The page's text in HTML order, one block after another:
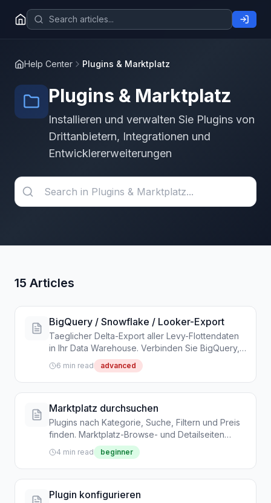
Help Center Plugins & Marktplatz
Plugins & Marktplatz
Installieren und verwalten Sie Plugins von
Drittanbietern, Integrationen und
Entwicklererweiterungen
15 Articles
BigQuery / Snowflake / Looker-Export
Taeglicher Delta-Export aller Levy-Flottendaten
in Ihr Data Warehouse. Verbinden Sie BigQuery,
Snowflake, Redshift oder Looker fuer
fortgeschrittene Analytik.
6 min read advanced
Marktplatz durchsuchen
Plugins nach Kategorie, Suche, Filtern und Preis
finden. Marktplatz-Browse- und Detailseiten
verstehen.
4 min read beginner
Plugin konfigurieren